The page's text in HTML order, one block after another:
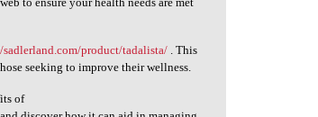
product/tadalista/ . This
seeking to improve their wellness.
of